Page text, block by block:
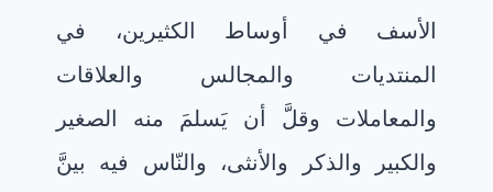
الأسف في أوساط الكثيرين، في
المنتديات والمجالس والعلاقات
والمعاملات وقلَّ أن يَسلمَ منه الصغير
والكبير والذكر والأنثى، والنّاس فيه بينَّ